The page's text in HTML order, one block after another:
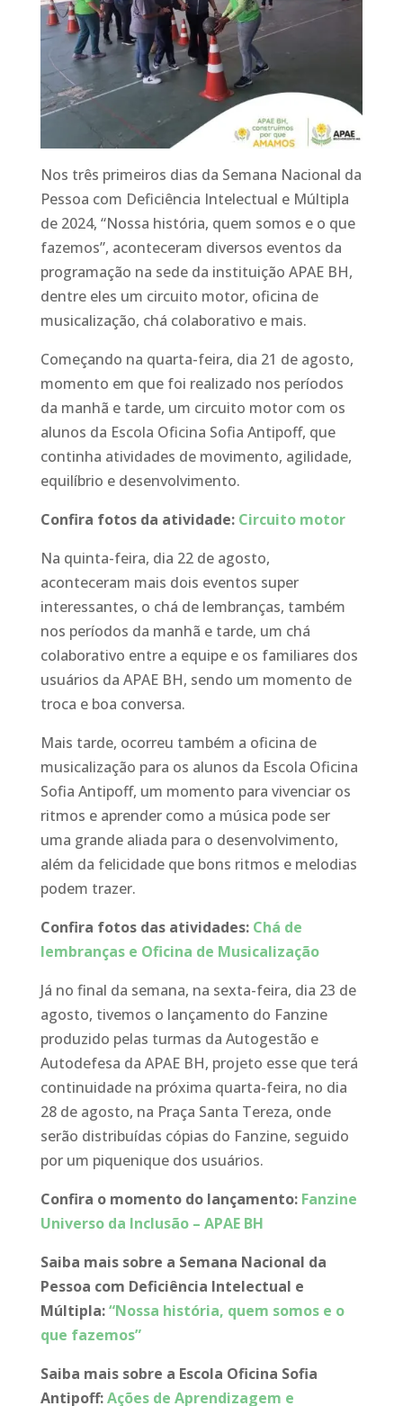
Nos três primeiros dias da Semana Nacional da
Pessoa com Deficiência Intelectual e Múltipla
de 2024, “Nossa história, quem somos e o que
fazemos”, aconteceram diversos eventos da
programação na sede da instituição APAE BH,
dentre eles um circuito motor, oficina de
musicalização, chá colaborativo e mais.
Começando na quarta-feira, dia 21 de agosto,
momento em que foi realizado nos períodos
da manhã e tarde, um circuito motor com os
alunos da Escola Oficina Sofia Antipoff, que
continha atividades de movimento, agilidade,
equilíbrio e desenvolvimento.
Confira fotos da atividade: Circuito motor
Na quinta-feira, dia 22 de agosto,
aconteceram mais dois eventos super
interessantes, o chá de lembranças, também
nos períodos da manhã e tarde, um chá
colaborativo entre a equipe e os familiares dos
usuários da APAE BH, sendo um momento de
troca e boa conversa.
Mais tarde, ocorreu também a oficina de
musicalização para os alunos da Escola Oficina
Sofia Antipoff, um momento para vivenciar os
ritmos e aprender como a música pode ser
uma grande aliada para o desenvolvimento,
além da felicidade que bons ritmos e melodias
podem trazer.
Confira fotos das atividades: Chá de
lembranças e Oficina de Musicalização
Já no final da semana, na sexta-feira, dia 23 de
agosto, tivemos o lançamento do Fanzine
produzido pelas turmas da Autogestão e
Autodefesa da APAE BH, projeto esse que terá
continuidade na próxima quarta-feira, no dia
28 de agosto, na Praça Santa Tereza, onde
serão distribuídas cópias do Fanzine, seguido
por um piquenique dos usuários.
Confira o momento do lançamento: Fanzine
Universo da Inclusão – APAE BH
Saiba mais sobre a Semana Nacional da
Pessoa com Deficiência Intelectual e
Múltipla:“Nossa história, quem somos e o
que fazemos”
Saiba mais sobre a Escola Oficina Sofia
Antipoff:Ações de Aprendizagem e